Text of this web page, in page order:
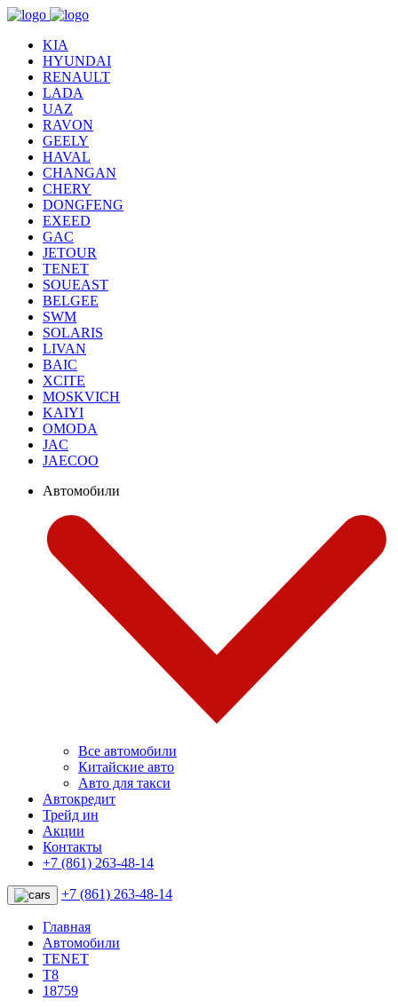
KIA
HYUNDAI
RENAULT
LADA
UAZ
RAVON
GEELY
HAVAL
CHANGAN
CHERY
DONGFENG
EXEED
GAC
JETOUR
TENET
SOUEAST
BELGEE
SWM
SOLARIS
LIVAN
BAIC
XCITE
MOSKVICH
KAIYI
OMODA
JAC
JAECOO
Автомобили
Все автомобили
Китайские авто
Авто для такси
Автокредит
Трейд ин
Акции
Контакты
+7 (861) 263-48-14
+7 (861) 263-48-14
Главная
Автомобили
TENET
T8
18759